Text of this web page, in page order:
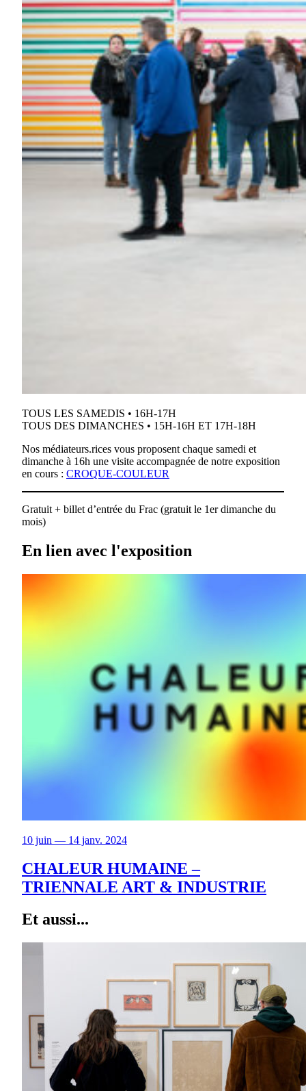
TOUS LES SAMEDIS • 16H-17H
TOUS DES DIMANCHES • 15H-16H ET 17H-18H
Nos médiateurs.rices vous proposent chaque samedi et
dimanche à 16h une visite accompagnée de notre exposition
en cours : CROQUE-COULEUR
Gratuit + billet d’entrée du Frac (gratuit le 1er dimanche du
mois)
En lien avec l'exposition
10 juin — 14 janv. 2024
CHALEUR HUMAINE –
TRIENNALE ART & INDUSTRIE
Et aussi...